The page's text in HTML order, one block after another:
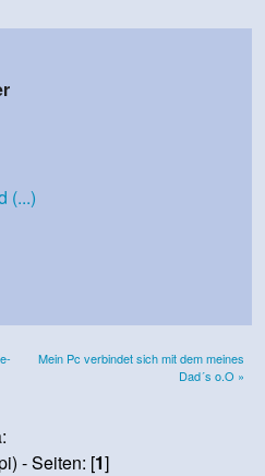
(...)
Mein Pc verbindet sich mit dem meines
Dad´s o.O »
- Seiten: [1]